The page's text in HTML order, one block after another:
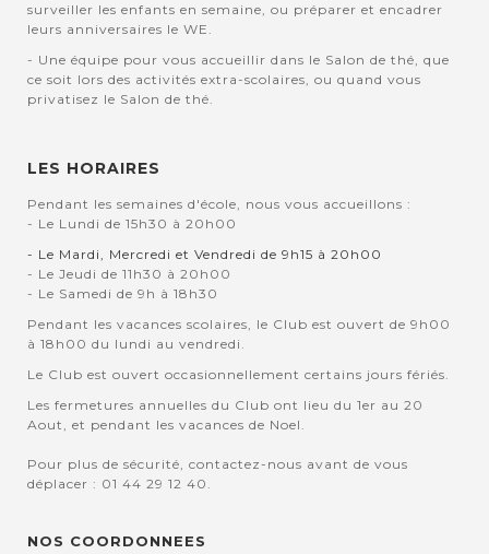
surveiller les enfants en semaine, ou préparer et encadrer
leurs anniversaires le WE.
- Une équipe pour vous accueillir dans le Salon de thé, que
ce soit lors des activités extra-scolaires, ou quand vous
privatisez le Salon de thé.
LES HORAIRES
Pendant les semaines d'école, nous vous accueillons :
- Le Lundi de 15h30 à 20h00
- Le Mardi, Mercredi et Vendredi de 9h15 à 20h00
- Le Jeudi de 11h30 à 20h00
- Le Samedi de 9h à 18h30
Pendant les vacances scolaires, le Club est ouvert de 9h00
à 18h00 du lundi au vendredi.
Le Club est ouvert occasionnellement certains jours fériés.
Les fermetures annuelles du Club ont lieu du 1er au 20
Aout, et pendant les vacances de Noel.
Pour plus de sécurité, contactez-nous avant de vous
déplacer : 01 44 29 12 40.
NOS COORDONNEES